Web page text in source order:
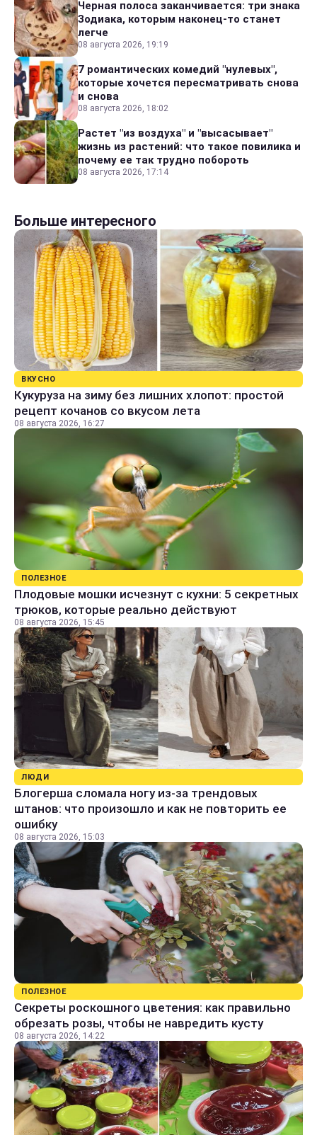
Черная полоса заканчивается: три знака
Зодиака, которым наконец-то станет
легче
08 августа 2026, 19:19
7 романтических комедий "нулевых",
которые хочется пересматривать снова
и снова
08 августа 2026, 18:02
Растет "из воздуха" и "высасывает"
жизнь из растений: что такое повилика и
почему ее так трудно побороть
08 августа 2026, 17:14
Больше интересного
ВКУСНО
Кукуруза на зиму без лишних хлопот: простой
рецепт кочанов со вкусом лета
08 августа 2026, 16:27
ПОЛЕЗНОЕ
Плодовые мошки исчезнут с кухни: 5 секретных
трюков, которые реально действуют
08 августа 2026, 15:45
ЛЮДИ
Блогерша сломала ногу из-за трендовых
штанов: что произошло и как не повторить ее
ошибку
08 августа 2026, 15:03
ПОЛЕЗНОЕ
Секреты роскошного цветения: как правильно
обрезать розы, чтобы не навредить кусту
08 августа 2026, 14:22